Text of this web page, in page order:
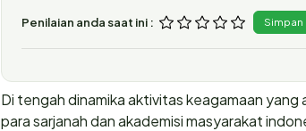
Penilaian anda saat ini : Simpan
Di tengah dinamika aktivitas keagamaan
para sarjanah dan akademisi masyarakat